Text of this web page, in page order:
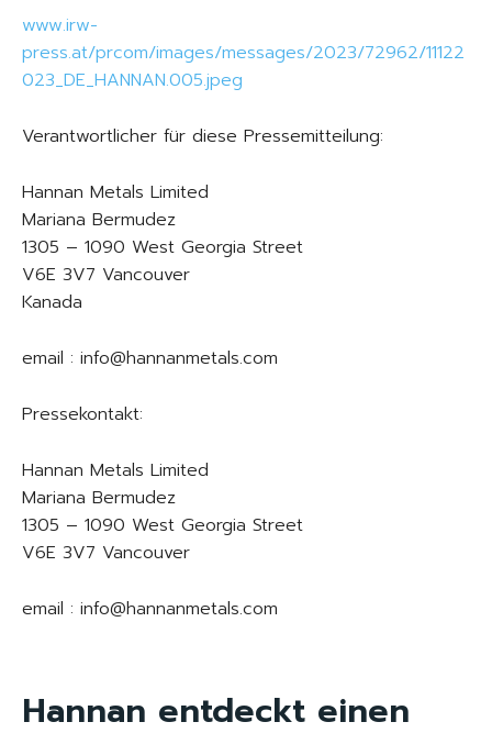
www.irw-
press.at/prcom/images/messages/2023/72962/11122
023_DE_HANNAN.005.jpeg
Verantwortlicher für diese Pressemitteilung:
Hannan Metals Limited
Mariana Bermudez
1305 – 1090 West Georgia Street
V6E 3V7 Vancouver
Kanada
email : info@hannanmetals.com
Pressekontakt:
Hannan Metals Limited
Mariana Bermudez
1305 – 1090 West Georgia Street
V6E 3V7 Vancouver
email : info@hannanmetals.com
Hannan entdeckt einen